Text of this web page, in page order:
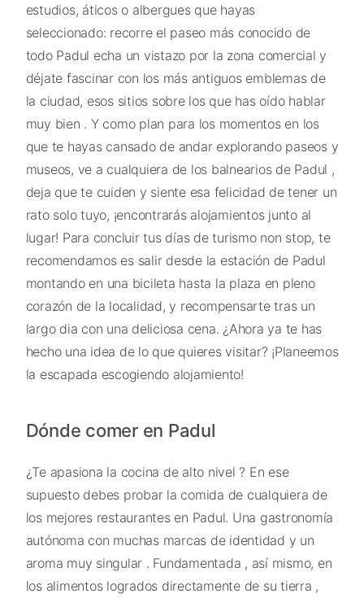
estudios, áticos o albergues que hayas
seleccionado: recorre el paseo más conocido de
todo Padul echa un vistazo por la zona comercial y
déjate fascinar con los más antiguos emblemas de
la ciudad, esos sitios sobre los que has oído hablar
muy bien . Y como plan para los momentos en los
que te hayas cansado de andar explorando paseos y
museos, ve a cualquiera de los balnearios de Padul ,
deja que te cuiden y siente esa felicidad de tener un
rato solo tuyo, ¡encontrarás alojamientos junto al
lugar! Para concluir tus días de turismo non stop, te
recomendamos es salir desde la estación de Padul
montando en una bicileta hasta la plaza en pleno
corazón de la localidad, y recompensarte tras un
largo dia con una deliciosa cena. ¿Ahora ya te has
hecho una idea de lo que quieres visitar? ¡Planeemos
la escapada escogiendo alojamiento!
Dónde comer en Padul
¿Te apasiona la cocina de alto nivel ? En ese
supuesto debes probar la comida de cualquiera de
los mejores restaurantes en Padul. Una gastronomía
autónoma con muchas marcas de identidad y un
aroma muy singular . Fundamentada , así mismo, en
los alimentos logrados directamente de su tierra ,